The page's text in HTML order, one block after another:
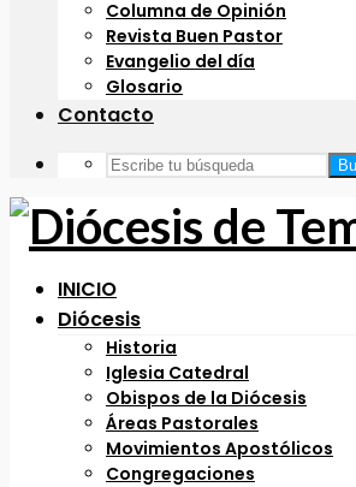
Columna de Opinión
Revista Buen Pastor
Evangelio del día
Glosario
Contacto
INICIO
Diócesis
Historia
Iglesia Catedral
Obispos de la Diócesis
Áreas Pastorales
Movimientos Apostólicos
Congregaciones